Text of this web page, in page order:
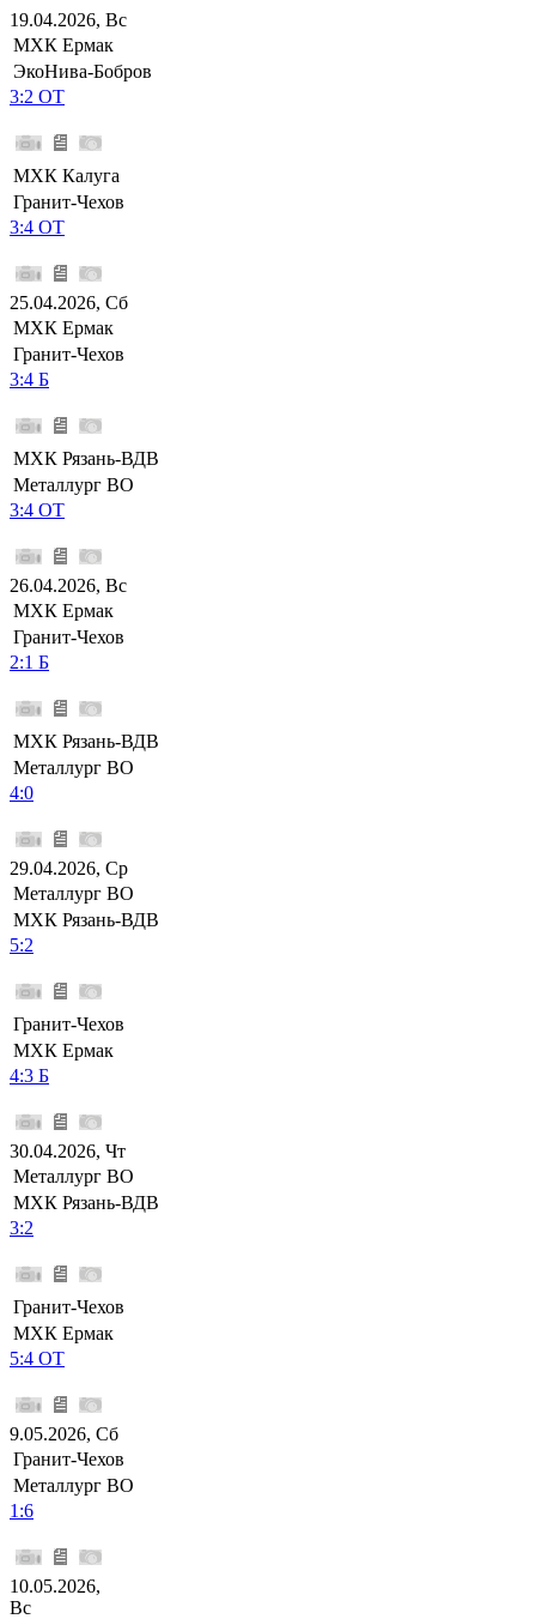
19.04.2026, Вс
МХК Ермак
ЭкоНива-Бобров
3:2 ОТ
МХК Калуга
Гранит-Чехов
3:4 ОТ
25.04.2026, Сб
МХК Ермак
Гранит-Чехов
3:4 Б
МХК Рязань-ВДВ
Металлург ВО
3:4 ОТ
26.04.2026, Вс
МХК Ермак
Гранит-Чехов
2:1 Б
МХК Рязань-ВДВ
Металлург ВО
4:0
29.04.2026, Ср
Металлург ВО
МХК Рязань-ВДВ
5:2
Гранит-Чехов
МХК Ермак
4:3 Б
30.04.2026, Чт
Металлург ВО
МХК Рязань-ВДВ
3:2
Гранит-Чехов
МХК Ермак
5:4 ОТ
9.05.2026, Сб
Гранит-Чехов
Металлург ВО
1:6
10.05.2026,
Вс